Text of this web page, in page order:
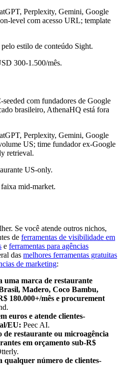
Perplexity, Gemini, Google
level com acesso URL; template
estilo de conteúdo Sight.
300-1.500/mês.
com fundadores de Google
brasileiro, AthenaHQ está fora
Perplexity, Gemini, Google
US; time fundador ex-Google
retrieval.
US-only.
mid-market.
Se você atende outros nichos,
de ferramentas de visibilidade em
e ferramentas para agências
das melhores ferramentas gratuitas
de marketing:
uma marca de restaurante
Madero, Coco Bambu,
180.000+/mês e procurement
euros e atende clientes-
EU: Peec AI.
de restaurante ou microagência
em orçamento sub-R$
qualquer número de clientes-